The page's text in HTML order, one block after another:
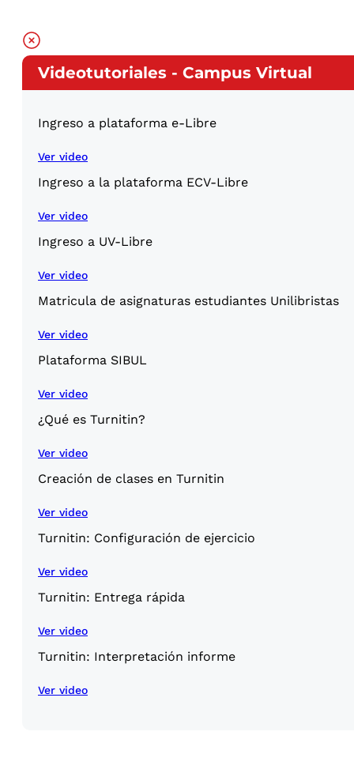
Videotutoriales - Campus Virtual
Ingreso a plataforma e-Libre
Ver video
Ingreso a la plataforma ECV-Libre
Ver video
Ingreso a UV-Libre
Ver video
Matricula de asignaturas estudiantes Unilibristas
Ver video
Plataforma SIBUL
Ver video
¿Qué es Turnitin?
Ver video
Creación de clases en Turnitin
Ver video
Turnitin: Configuración de ejercicio
Ver video
Turnitin: Entrega rápida
Ver video
Turnitin: Interpretación informe
Ver video